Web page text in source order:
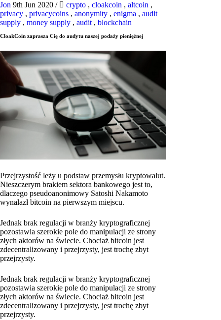
Jon 9th Jun 2020 / crypto , cloakcoin , altcoin ,
privacy , privacycoins , anonymity , enigma , audit
supply , money supply , audit , blockchain
CloakCoin zaprasza Cię do audytu naszej podaży pieniężnej
Przejrzystość leży u podstaw przemysłu kryptowalut.
Nieszczerym brakiem sektora bankowego jest to,
dlaczego pseudoanonimowy Satoshi Nakamoto
wynalazł bitcoin na pierwszym miejscu.
Jednak brak regulacji w branży kryptograficznej
pozostawia szerokie pole do manipulacji ze strony
złych aktorów na świecie. Chociaż bitcoin jest
zdecentralizowany i przejrzysty, jest trochę zbyt
przejrzysty.
Jednak brak regulacji w branży kryptograficznej
pozostawia szerokie pole do manipulacji ze strony
złych aktorów na świecie. Chociaż bitcoin jest
zdecentralizowany i przejrzysty, jest trochę zbyt
przejrzysty.